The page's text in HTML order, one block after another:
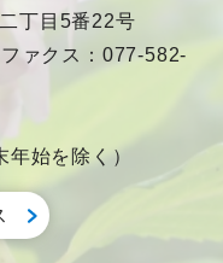
丁目5番22号
ァクス：077-582-
年始を除く）